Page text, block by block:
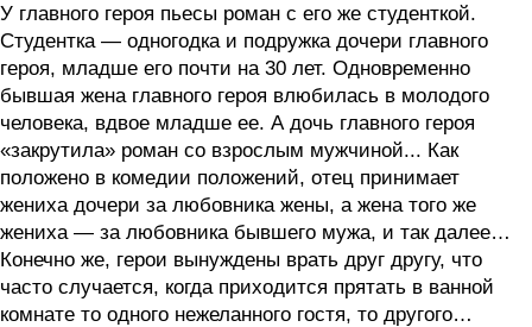
У главного героя пьесы роман с его же студенткой.
Студентка — одногодка и подружка дочери главного
героя, младше его почти на 30 лет. Одновременно
бывшая жена главного героя влюбилась в молодого
человека, вдвое младше ее. А дочь главного героя
«закрутила» роман со взрослым мужчиной... Как
положено в комедии положений, отец принимает
жениха дочери за любовника жены, а жена того же
жениха — за любовника бывшего мужа, и так далее…
Конечно же, герои вынуждены врать друг другу, что
часто случается, когда приходится прятать в ванной
комнате то одного нежеланного гостя, то другого…